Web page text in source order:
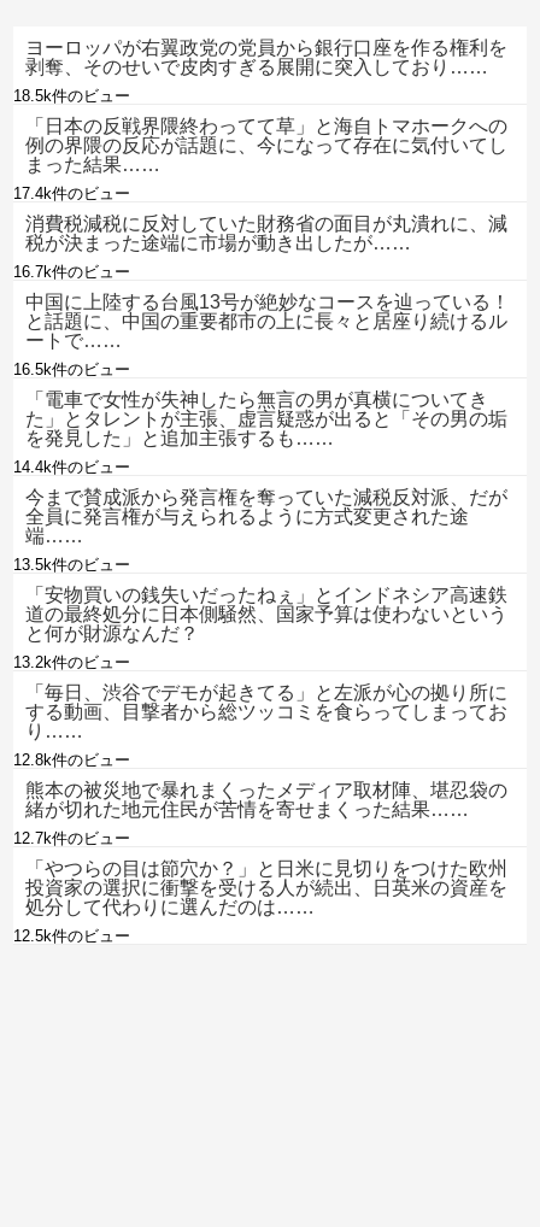
ヨーロッパが右翼政党の党員から銀行口座を作る権利を
剥奪、そのせいで皮肉すぎる展開に突入しており……
18.5k件のビュー
「日本の反戦界隈終わってて草」と海自トマホークへの
例の界隈の反応が話題に、今になって存在に気付いてし
まった結果……
17.4k件のビュー
消費税減税に反対していた財務省の面目が丸潰れに、減
税が決まった途端に市場が動き出したが……
16.7k件のビュー
中国に上陸する台風13号が絶妙なコースを辿っている！
と話題に、中国の重要都市の上に長々と居座り続けるル
ートで……
16.5k件のビュー
「電車で女性が失神したら無言の男が真横についてき
た」とタレントが主張、虚言疑惑が出ると「その男の垢
を発見した」と追加主張するも……
14.4k件のビュー
今まで賛成派から発言権を奪っていた減税反対派、だが
全員に発言権が与えられるように方式変更された途
端……
13.5k件のビュー
「安物買いの銭失いだったねぇ」とインドネシア高速鉄
道の最終処分に日本側騒然、国家予算は使わないという
と何が財源なんだ？
13.2k件のビュー
「毎日、渋谷でデモが起きてる」と左派が心の拠り所に
する動画、目撃者から総ツッコミを食らってしまってお
り……
12.8k件のビュー
熊本の被災地で暴れまくったメディア取材陣、堪忍袋の
緒が切れた地元住民が苦情を寄せまくった結果……
12.7k件のビュー
「やつらの目は節穴か？」と日米に見切りをつけた欧州
投資家の選択に衝撃を受ける人が続出、日英米の資産を
処分して代わりに選んだのは……
12.5k件のビュー